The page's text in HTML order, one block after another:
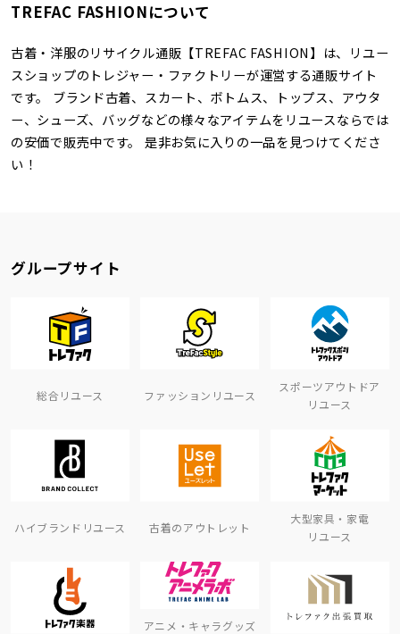
TREFAC FASHIONについて
古着・洋服のリサイクル通販【TREFAC FASHION】は、リユー
スショップのトレジャー・ファクトリーが運営する通販サイト
です。 ブランド古着、スカート、ボトムス、トップス、アウタ
ー、シューズ、バッグなどの様々なアイテムをリユースならでは
の安価で販売中です。 是非お気に入りの一品を見つけてくださ
い！
グループサイト
総合リユース ファッションリユース
スポーツアウトドア
リユース
ハイブランドリユース 古着のアウトレット
大型家具・家電
リユース
アニメ・キャラグッズ